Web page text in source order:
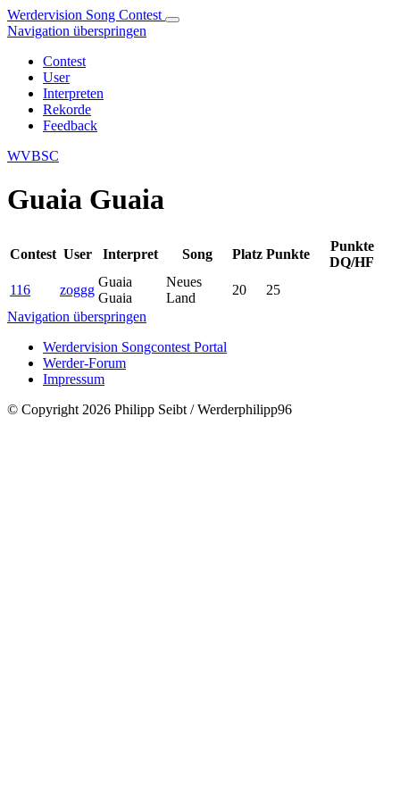
Werdervision Song Contest
Navigation überspringen
Contest
User
Interpreten
Rekorde
Feedback
WVBSC
Guaia Guaia
Contest User Interpret Song Platz Punkte
Punkte
DQ/HF
116
zoggg
Guaia
Guaia
Neues
Land
20
25
Navigation überspringen
Werdervision Songcontest Portal
Werder-Forum
Impressum
© Copyright 2026 Philipp Seibt / Werderphilipp96